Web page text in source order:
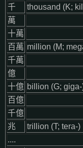
千
thousand (K;
萬
十萬
百萬 million (M;
千萬
億
十億 billion (G;
百億
千億
兆
trillion (T; tera-)
....